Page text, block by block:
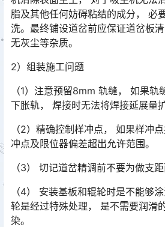
脂及其他任何妨碍粘结的成分， 必
洗。最终铺设道岔前应保证道岔板清
无灰尘等杂质。󠅅󠅃󠄵󠅂󠄪󠇖󠆨󠆨󠇕󠆞󠆒󠅬󠇘󠆭󠆘󠇙󠆝󠅵󠇗󠆭󠆁󠄐󠇗󠅹󠅸󠇖󠆍󠅳󠇖󠅹󠅰󠇖󠆌󠅹
2）组装施工问题
（1）注意预留8mm 轨缝， 如果
下胀轨， 焊接时无法将焊接延展量扩
（2）精确控制样冲点， 如果样冲
冲点及限位器偏差超出允许范围。
（3） 切记道岔精调前不要为做支距
（4） 安装基板和辊轮时是不能够
轮是经过特殊处理， 是不需要润滑
染。